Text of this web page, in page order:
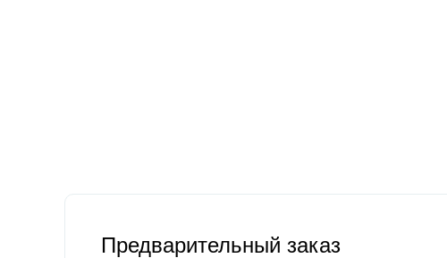
Предварительный заказ